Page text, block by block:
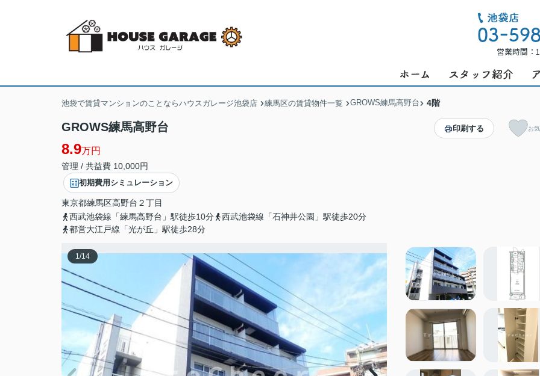
営業時間
池袋で賃貸マンションのことならハウスガレージ池袋店 練馬区の賃貸物件一覧 GROWS練馬高野台 4階
GROWS練馬高野台
8.9万円
管理 / 共益費 10,000円
初期費用シミュレーション
東京都練馬区高野台 ２丁目
西武池袋線「練馬高野台」駅徒歩10分
西武池袋線「石神井公園」駅徒歩20分
都営大江戸線「光が丘」駅徒歩28分
印刷する お
1/14